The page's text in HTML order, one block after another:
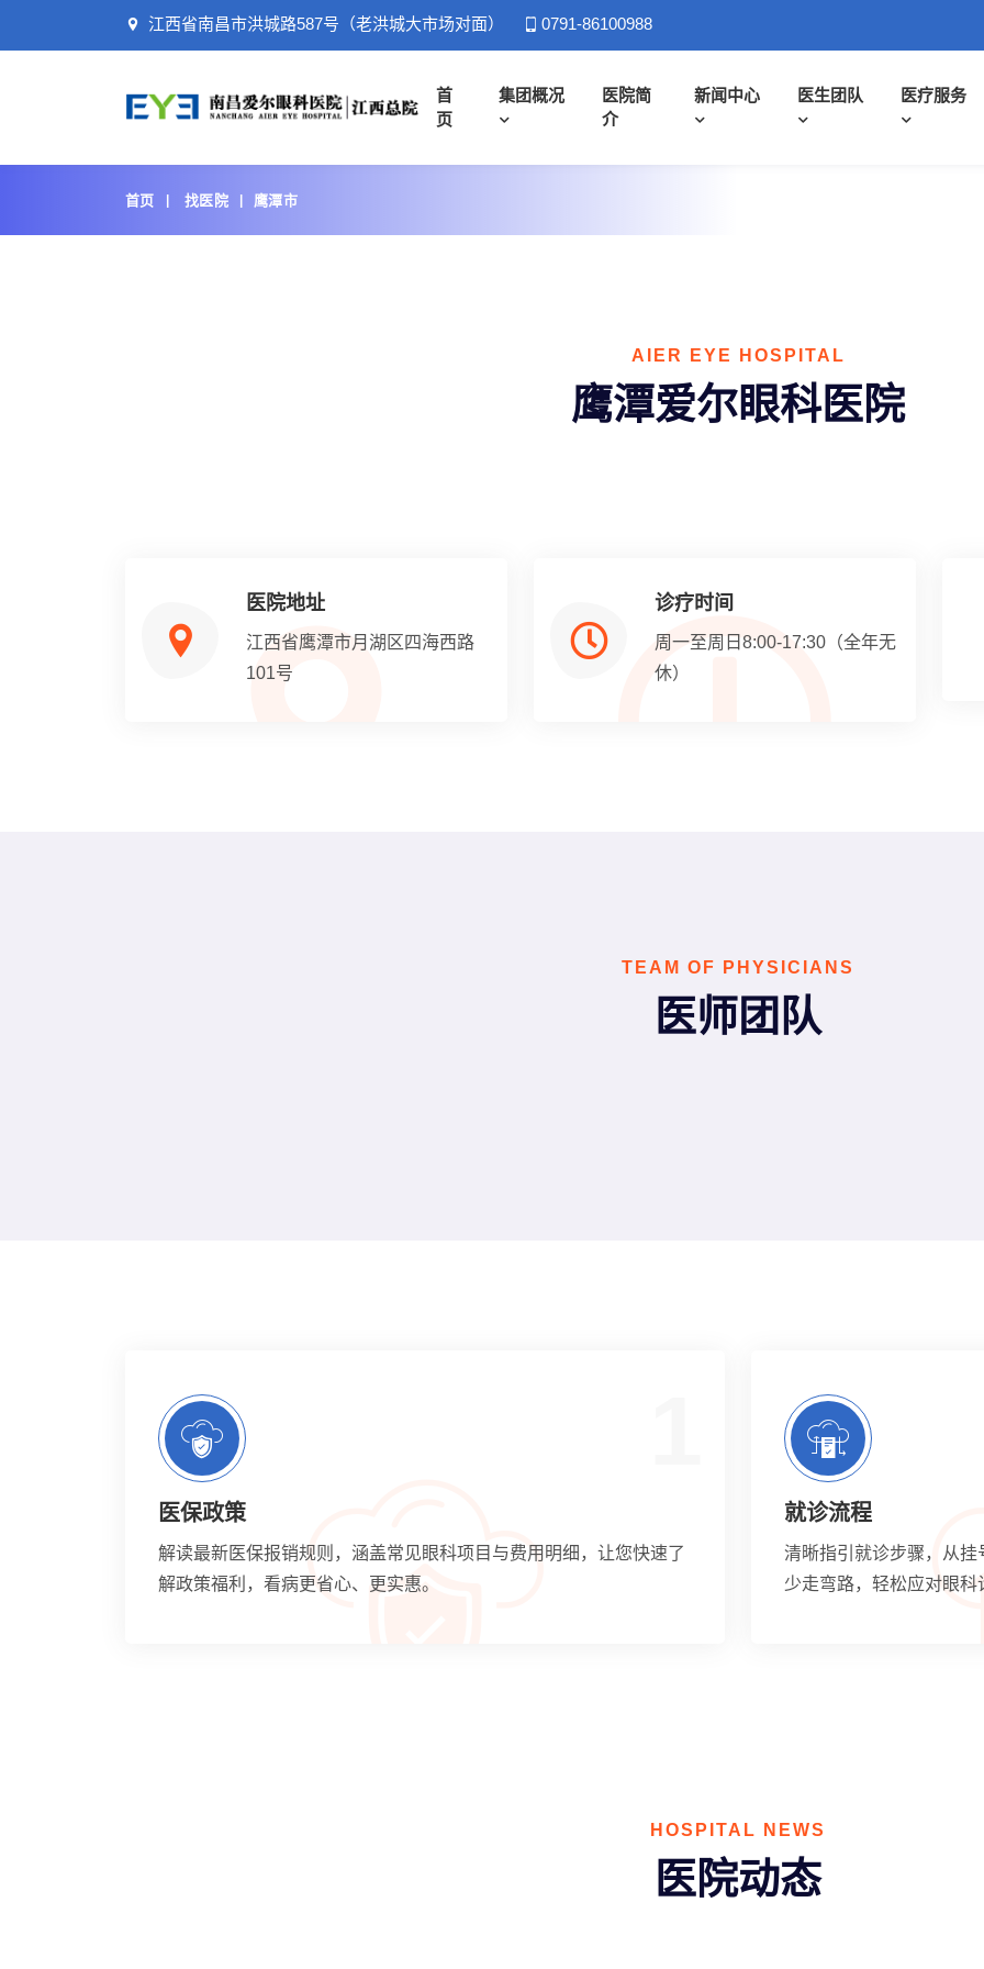
江西省南昌市洪城路587号（老洪城大市场对面） 0791-86100988
首
页
集团概况
医院简
介
新闻中心 医生团队 医疗服务
首页 找医院 鹰潭市
AIER EYE HOSPITAL
鹰潭爱尔眼科医院
医院地址
江西省鹰潭市月湖区四海西路
101号
诊疗时间
周一至周日8:00-17:30（全年无
休）
TEAM OF PHYSICIANS
医师团队
医保政策
解读最新医保报销规则，涵盖常见眼科项目与费用明细，让您快速了
解政策福利，看病更省心、更实惠。
就诊流程
清晰指引就诊步骤，从
少走弯路，轻松应对眼科
HOSPITAL NEWS
医院动态